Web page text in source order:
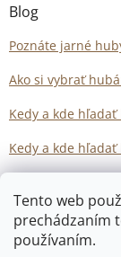
Tento web
prechádzaním
používaním.
Blog
Poznáte jarné
Ako si vybrať
Kedy a kde
Kedy a kde